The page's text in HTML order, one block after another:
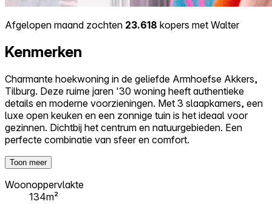
Afgelopen maand zochten 23.618 kopers met Walter
Kenmerken
Charmante hoekwoning in de geliefde Armhoefse Akkers,
Tilburg. Deze ruime jaren '30 woning heeft authentieke
details en moderne voorzieningen. Met 3 slaapkamers, een
luxe open keuken en een zonnige tuin is het ideaal voor
gezinnen. Dichtbij het centrum en natuurgebieden. Een
perfecte combinatie van sfeer en comfort.
Toon meer
Woonoppervlakte
134m²